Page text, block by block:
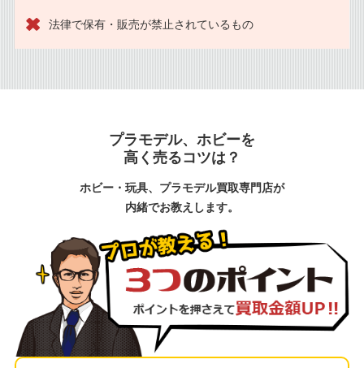
法律で保有・販売が禁止されているもの
プラモデル、ホビーを
高く売るコツは？
ホビー・玩具、プラモデル買取専門店が
内緒でお教えします。